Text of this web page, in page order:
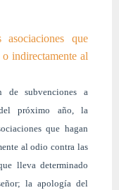
que
indirectamente al
subvenciones a
próximo año, la
que hagan
al odio contra las
lleva determinado
la apología del